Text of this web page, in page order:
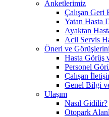
Anketlerimiz
Çalışan
Yatan Hasta
Ayaktan
Acil Servis
Öneri ve
Hasta Görüş
Personel
Çalışan
Genel Bilgi
Ulaşım
Nasıl Gidilir?
Otopark